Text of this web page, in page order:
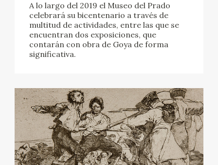
A lo largo del 2019 el Museo del Prado
celebrará su bicentenario a través de
multitud de actividades, entre las que se
encuentran dos exposiciones, que
contarán con obra de Goya de forma
significativa.